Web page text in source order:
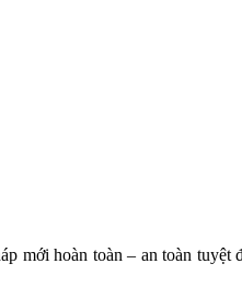
mới hoàn toàn – an toàn